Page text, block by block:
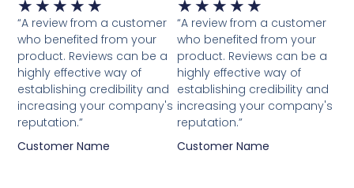
★ ★ ★ ★ ★ Waardering
5
van
5
“A review from a customer
who benefited from your
product. Reviews can be a
highly effective way of
establishing credibility and
increasing your company's
reputation.”
Customer Name
★ ★ ★ ★ ★
5
van
5
“A review from a customer
who benefited from your
product. Reviews can be a
highly effective way of
establishing credibility and
increasing your company's
reputation.”
Customer Name